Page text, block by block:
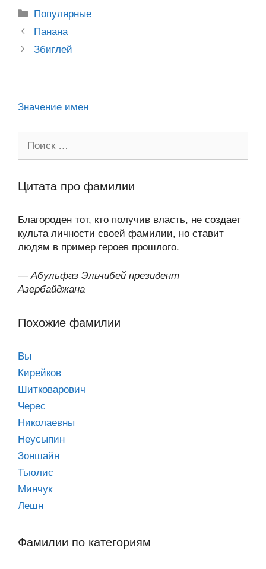
kl
a
ss
b
s
A
p
gr
a
m
Рубрики
Популярные
Post
navigation
Панана
Збиглей
Значение имен
Цитата про фамилии
Благороден тот, кто получив власть, не создает
культа личности своей фамилии, но ставит
людям в пример героев прошлого.
—Абульфаз Эльчибей президент
Азербайджана
Похожие фамилии
Вы
Кирейков
Шитковарович
Черес
Николаевны
Неусыпин
Зоншайн
Тьюлис
Минчук
Лешн
Фамилии по категориям